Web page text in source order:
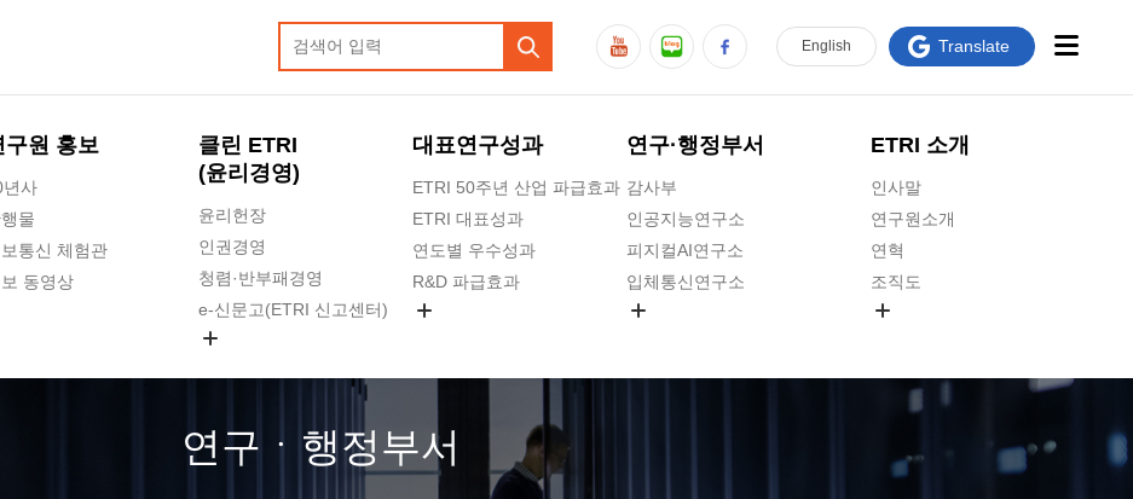
구원 홍보
년사
물
통신 체험관
동영상
클린 ETRI
(윤리경영)
윤리헌장
인권경영
청렴·반부패경영
e-신문고(ETRI 신고센터)
고객의소리
수의계약 현황
대표연구성과
ETRI 50주년 산업 파급효과
ETRI 대표성과
연도별 우수성과
R&D 파급효과
연구·행정부서
감사부
인공지능연구소
피지컬AI연구소
입체통신연구소
ETRI 소개
인사말
연구원소개
연혁
조직도
연구원 고객헌장
주요업무연락처
English Translate
연구ㆍ행정부서